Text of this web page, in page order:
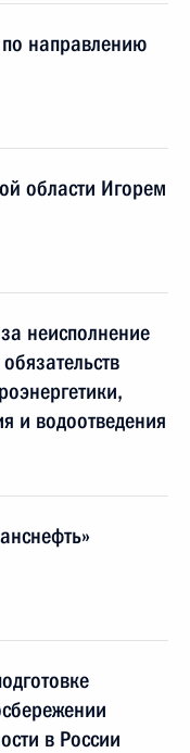
по направлению
области Игорем
неисполнение
и водоотведения
в России